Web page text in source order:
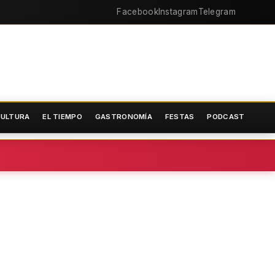
FacebookInstagramTelegram
EL TIEMPO GASTRONOMÍA FESTAS PODCAST